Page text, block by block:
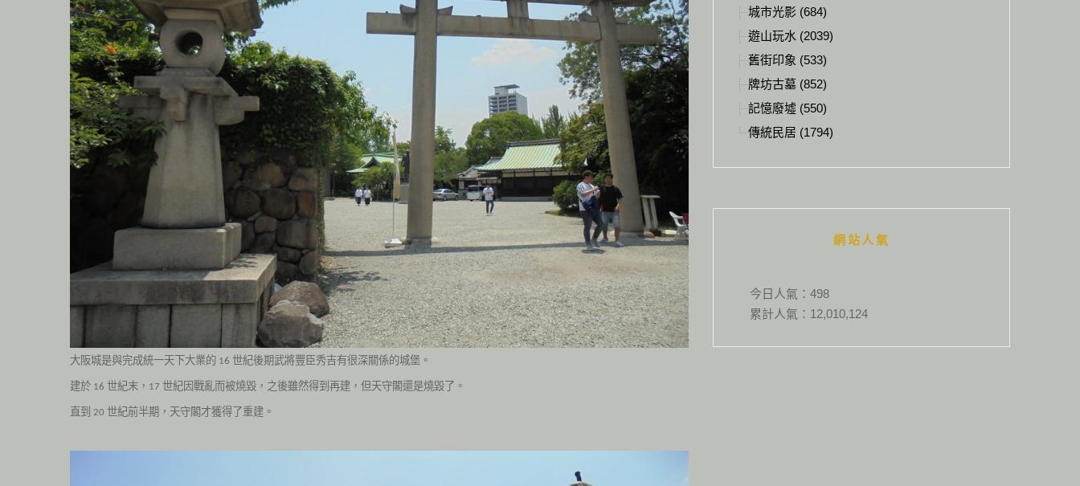
大阪城是與完成統一天下大業的 16 世紀後期武將豐臣秀吉有很深關係的城堡。
建於 16 世紀末， 17 世紀因戰亂而被燒毀，之後雖然得到再建，但天守閣還是燒毀了。
直到 20 世紀前半期，天守閣才獲得了重建。
城市光影 (684)
遊山玩水 (2039)
舊街印象 (533)
牌坊古墓 (852)
記憶廢墟 (550)
傳統民居 (1794)
網站人氣
今日人氣： 498
累計人氣： 12,010,124